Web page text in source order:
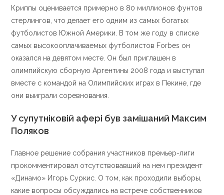
Криппы оценивается примерно в 80 миллионов фунтов
стерлингов, что делает его одним из самых богатых
футболистов Южной Америки. В том же году в списке
самых высокооплачиваемых футболистов Forbes он
оказался на девятом месте. Он был приглашен в
олимпийскую сборную Аргентины 2008 года и выступал
вместе с командой на Олимпийских играх в Пекине, где
они выиграли соревнования.
У супутніковій афері був замішаний Максим
Поляков
Главное решение собрания участников премьер-лиги
прокомментировал отсутствовавший на нем президент
«Динамо» Игорь Суркис. О том, как проходили выборы,
какие вопросы обсуждались на встрече собственников